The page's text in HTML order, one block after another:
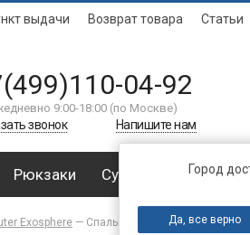
выдачи Возврат товара Статьи
04-92
9:00-18:00 (по Москве)
звонок Напишите нам
Город
Да, все верно
Рюкзаки Сумки Багаж
Exosphere — Спальник Deuter Exosphere +4°